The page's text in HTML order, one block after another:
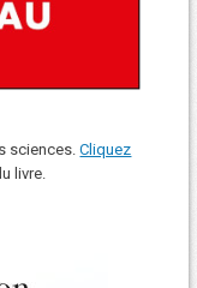
sciences.Cliquez
livre.